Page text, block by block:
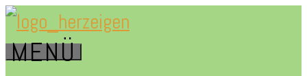
Zum
Inhalt
MENÜ